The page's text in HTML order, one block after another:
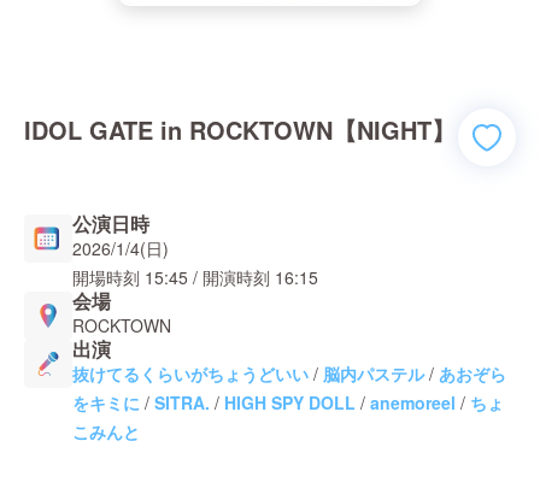
IDOL GATE in ROCKTOWN【NIGHT】
公演日時
2026/1/4(日)
開場時刻 15:45 / 開演時刻 16:15
会場
ROCKTOWN
出演
抜けてるくらいがちょうどいい / 脳内パステル/ あおぞら
をキミに / SITRA. / HIGH SPY DOLL / anemoreel / ちょ
こみんと